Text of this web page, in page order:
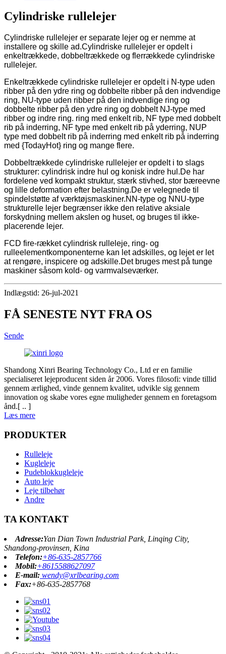
Cylindriske rullelejer
Cylindriske rullelejer er separate lejer og er nemme at
installere og skille ad.Cylindriske rullelejer er opdelt i
enkeltrækkede, dobbeltrækkede og flerrækkede cylindriske
rullelejer.
Enkeltrækkede cylindriske rullelejer er opdelt i N-type uden
ribber på den ydre ring og dobbelte ribber på den indvendige
ring, NU-type uden ribber på den indvendige ring og
dobbelte ribber på den ydre ring og dobbelt NJ-type med
ribber og indre ring. ring med enkelt rib, NF type med dobbelt
rib på inderring, NF type med enkelt rib på yderring, NUP
type med dobbelt rib på inderring med enkelt rib på inderring
med {TodayHot} ring og mange flere.
Dobbeltrækkede cylindriske rullelejer er opdelt i to slags
strukturer: cylindrisk indre hul og konisk indre hul.De har
fordelene ved kompakt struktur, stærk stivhed, stor bæreevne
og lille deformation efter belastning.De er velegnede til
spindelstøtte af værktøjsmaskiner.NN-type og NNU-type
strukturelle lejer begrænser ikke den relative aksiale
forskydning mellem akslen og huset, og bruges til ikke-
placerende lejer.
FCD fire-rækket cylindrisk rulleleje, ring- og
rulleelementkomponenterne kan let adskilles, og lejet er let
at rengøre, inspicere og adskille.Det bruges mest på tunge
maskiner såsom kold- og varmvalseværker.
Indlægstid: 26-jul-2021
FÅ SENESTE NYT FRA OS
Sende
Shandong Xinri Bearing Technology Co., Ltd er en familie
specialiseret lejeproducent siden år 2006. Vores filosofi: vinde tillid
gennem ærlighed, vinde gennem kvalitet, udvikle sig gennem
innovation og skabe vores egne muligheder gennem en foretagsom
ånd.[ .. ]
Læs mere
PRODUKTER
Rulleleje
Kugleleje
Pudeblokkugleleje
Auto leje
Leje tilbehør
Andre
TA KONTAKT
Adresse:Yan Dian Town Industrial Park, Linqing City,
Shandong-provinsen, Kina
Telefon:+86-635-2857766
Mobil:+8615588627097
E-mail: wendy@xrlbearing.com
Fax:+86-635-2857768